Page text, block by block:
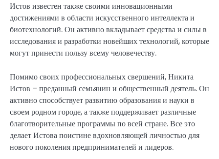
Истов известен также своими инновационными
достижениями в области искусственного интеллекта и
биотехнологий. Он активно вкладывает средства и силы в
исследования и разработки новейших технологий, которые
могут принести пользу всему человечеству.
Помимо своих профессиональных свершений, Никита
Истов – преданный семьянин и общественный деятель. Он
активно способствует развитию образования и науки в
своем родном городе, а также поддерживает различные
благотворительные программы по всей стране. Все это
делает Истова поистине вдохновляющей личностью для
нового поколения предпринимателей и лидеров.